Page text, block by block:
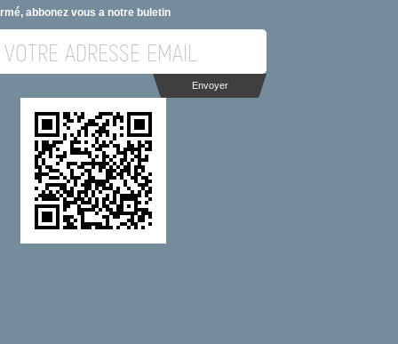
abbonez vous a notre buletin
Envoyer